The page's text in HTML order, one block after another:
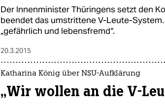
Der Innenminister Thüringens setzt den
beendet das umstrittene V-Leute-
„gefährlich und lebensfremd“.
20.3.2015
Katharina König über NSU-Aufklärung
„Wir wollen an die V-